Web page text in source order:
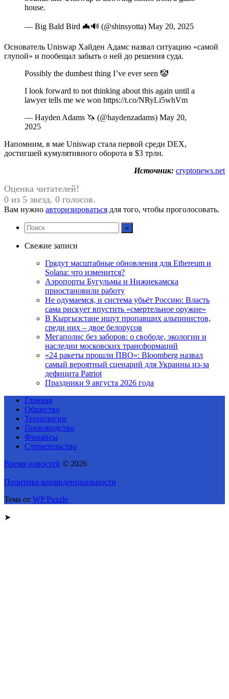
house.
— Big Bald Bird 🦇🔊 (@shinsyotta) May 20, 2025
Основатель Uniswap Хайден Адамс назвал ситуацию «самой
глупой» и пообещал забыть о ней до решения суда.
Possibly the dumbest thing I’ve ever seen 🤡
I look forward to not thinking about this again until a
lawyer tells me we won https://t.co/NRyLi5whVm
— Hayden Adams 🦄 (@haydenzadams) May 20,
2025
Напомним, в мае Uniswap стала первой среди DEX,
достигшей кумулятивного оборота в $3 трлн.
Источник: cryptonews.net
Оценка читателей!
0 из 5 звезд. 0 голосов.
Вам нужно авторизироваться для того, чтобы проголосовать.
Свежие записи
Грядут масштабные обновления для Ethereum и
Solana: что изменится?
Аэропорты Бугульмы и Нижнекамска
приостановили работу
Не одумаемся, и система убьёт Россию: Власть
сама рискует впустить «смертельное оружие»
В Кыргызстане ищут пропавших альпинистов,
среди них – двое белорусов
Мегаполис без заборов: о свободе, экологии и
наследии московских трансформаций
«24 ракеты прошли ПВО»: Bloomberg назвал
самый вероятный сценарий для Украины из-за
дефицита Patriot
Праздники 9 августа 2026 года
Главная
Общество
Технологии
Производство
Финансы
Строительство
Время новостей © 2026
Политика конфиденциальности
Тема от WP Puzzle
➤